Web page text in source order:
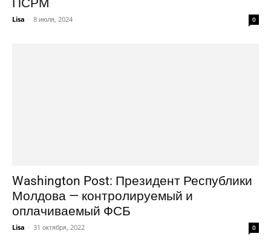
ПСРМ
Lisa - 8 июля, 2024 0
Washington Post: Президент Республики
Молдова — контролируемый и
оплачиваемый ФСБ
Lisa - 31 октября, 2022 0